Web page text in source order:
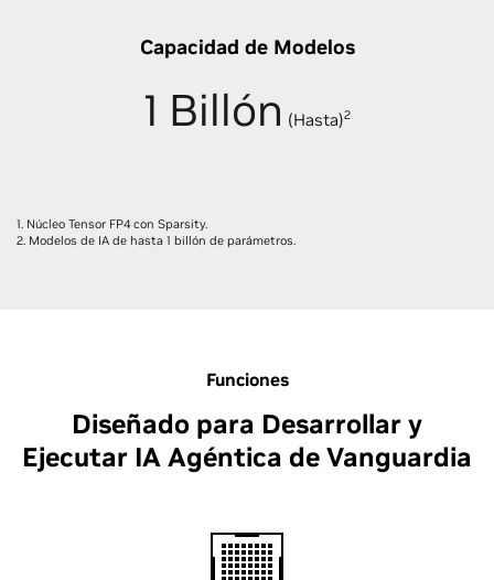
Capacidad de Modelos
1 Billón (Hasta)2
1. Núcleo Tensor FP4 con Sparsity.
2. Modelos de IA de hasta 1 billón de parámetros.
Funciones
Diseñado para Desarrollar y
Ejecutar IA Agéntica de Vanguardia